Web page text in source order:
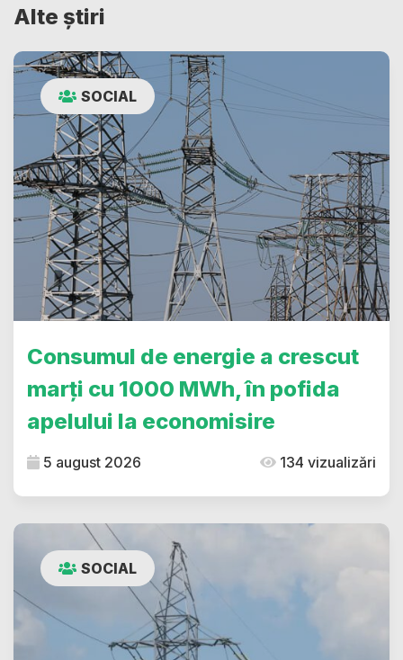
Alte știri
SOCIAL
Consumul de energie a crescut
marți cu 1000 MWh, în pofida
apelului la economisire
5 august 2026 134 vizualizări
SOCIAL